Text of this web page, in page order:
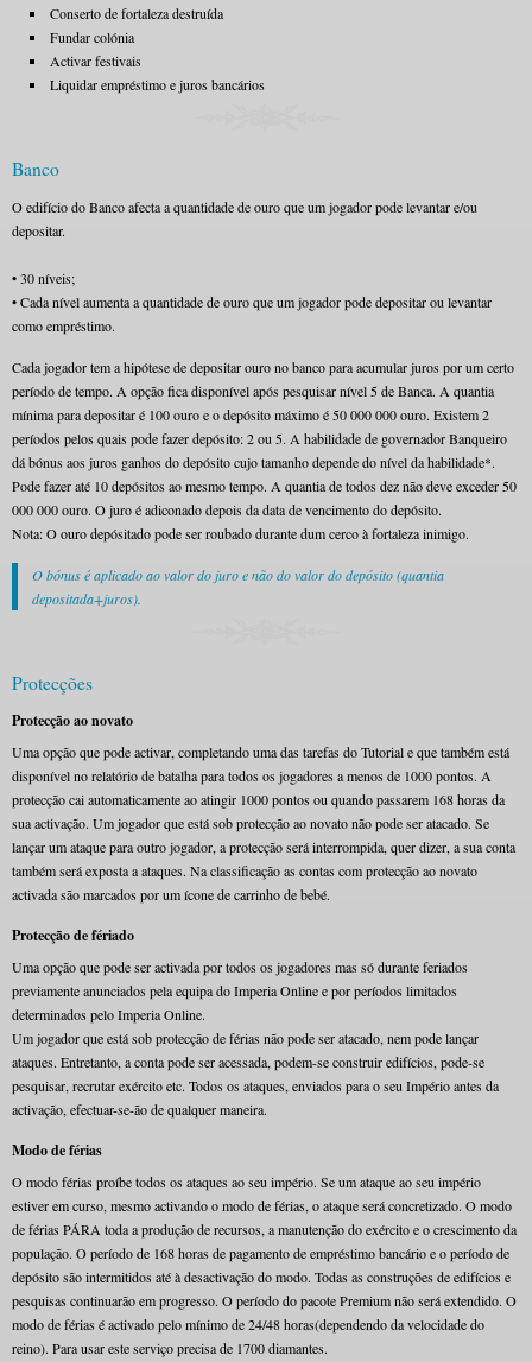
Conserto de fortaleza destruída
Fundar colónia
Activar festivais
Liquidar empréstimo e juros bancários
Banco
O edifício do Banco afecta a quantidade de ouro que um jogador pode levantar e/ou
depositar.
• 30 níveis;
• Cada nível aumenta a quantidade de ouro que um jogador pode depositar ou levantar
como empréstimo.
Cada jogador tem a hipótese de depositar ouro no banco para acumular juros por um certo
período de tempo. A opção fica disponível após pesquisar nível 5 de Banca. A quantia
mínima para depositar é 100 ouro e o depósito máximo é 50 000 000 ouro. Existem 2
períodos pelos quais pode fazer depósito: 2 ou 5. A habilidade de governador Banqueiro
dá bónus aos juros ganhos do depósito cujo tamanho depende do nível da habilidade*.
Pode fazer até 10 depósitos ao mesmo tempo. A quantia de todos dez não deve exceder 50
000 000 ouro. O juro é adiconado depois da data de vencimento do depósito.
Nota: O ouro depósitado pode ser roubado durante dum cerco à fortaleza inimigo.
O bónus é aplicado ao valor do juro e não do valor do depósito (quantia
depositada+juros).
Protecções
Protecção ao novato
Uma opção que pode activar, completando uma das tarefas do Tutorial e que também está
disponível no relatório de batalha para todos os jogadores a menos de 1000 pontos. A
protecção cai automaticamente ao atingir 1000 pontos ou quando passarem 168 horas da
sua activação. Um jogador que está sob protecção ao novato não pode ser atacado. Se
lançar um ataque para outro jogador, a protecção será interrompida, quer dizer, a sua conta
também será exposta a ataques. Na classificação as contas com protecção ao novato
activada são marcados por um ícone de carrinho de bebé.
Protecção de fériado
Uma opção que pode ser activada por todos os jogadores mas só durante feriados
previamente anunciados pela equipa do Imperia Online e por períodos limitados
determinados pelo Imperia Online.
Um jogador que está sob protecção de férias não pode ser atacado, nem pode lançar
ataques. Entretanto, a conta pode ser acessada, podem-se construir edifícios, pode-se
pesquisar, recrutar exército etc. Todos os ataques, enviados para o seu Império antes da
activação, efectuar-se-ão de qualquer maneira.
Modo de férias
O modo férias proíbe todos os ataques ao seu império. Se um ataque ao seu império
estiver em curso, mesmo activando o modo de férias, o ataque será concretizado. O modo
de férias PÁRA toda a produção de recursos, a manutenção do exército e o crescimento da
população. O período de 168 horas de pagamento de empréstimo bancário e o período de
depósito são intermitidos até à desactivação do modo. Todas as construções de edifícios e
pesquisas continuarão em progresso. O período do pacote Premium não será extendido. O
modo de férias é activado pelo mínimo de 24/48 horas(dependendo da velocidade do
reino). Para usar este serviço precisa de 1700 diamantes.